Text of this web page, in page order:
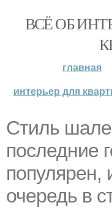
ВСЁ ОБ
главная
интерьер для
Стиль
последние
популярен,
очередь в